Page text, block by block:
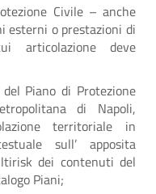
Civile – anche
esterni o prestazioni di
deve
Piano di Protezione
di Napoli,
territoriale in
sull’ apposita
dei contenuti del
Piani;